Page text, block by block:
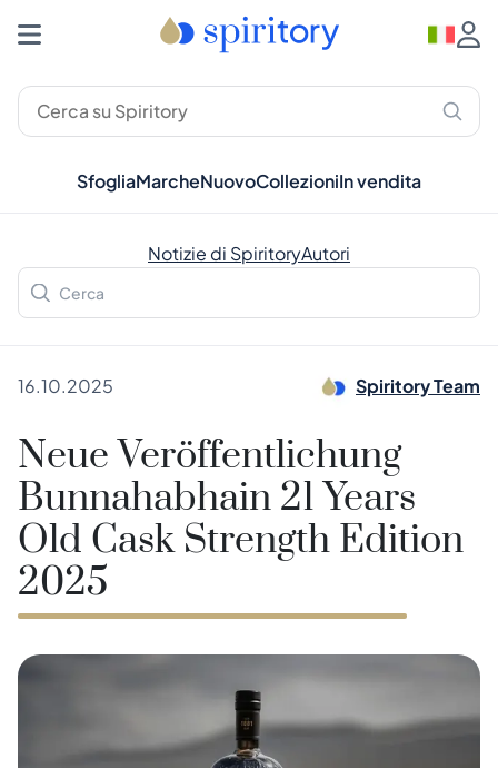
SfogliaMarcheNuovoCollezioniIn vendita
Notizie di SpiritoryAutori
16.10.2025 Spiritory Team
Neue Veröffentlichung
Bunnahabhain 21 Years
Old Cask Strength Edition
2025